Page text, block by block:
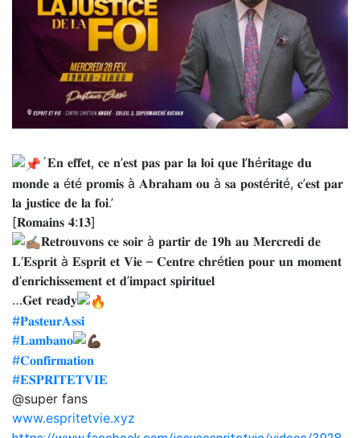
´𝐄𝐧 𝐞𝐟𝐟𝐞𝐭, 𝐜𝐞 𝐧’𝐞𝐬𝐭 𝐩𝐚𝐬 𝐩𝐚𝐫 𝐥𝐚 𝐥𝐨𝐢 𝐪𝐮𝐞 𝐥’𝐡é𝐫𝐢𝐭𝐚𝐠𝐞 𝐝𝐮
𝐦𝐨𝐧𝐝𝐞 𝐚 é𝐭é 𝐩𝐫𝐨𝐦𝐢𝐬 à 𝐀𝐛𝐫𝐚𝐡𝐚𝐦 𝐨𝐮 à 𝐬𝐚 𝐩𝐨𝐬𝐭é𝐫𝐢𝐭é, 𝐜’𝐞𝐬𝐭 𝐩𝐚𝐫
𝐥𝐚 𝐣𝐮𝐬𝐭𝐢𝐜𝐞 𝐝𝐞 𝐥𝐚 𝐟𝐨𝐢.’
[𝐑𝐨𝐦𝐚𝐢𝐧𝐬 𝟒:𝟏𝟑]
𝐑𝐞𝐭𝐫𝐨𝐮𝐯𝐨𝐧𝐬 𝐜𝐞 𝐬𝐨𝐢𝐫 à 𝐩𝐚𝐫𝐭𝐢𝐫 𝐝𝐞 𝟏𝟗𝐡 𝐚𝐮 𝐌𝐞𝐫𝐜𝐫𝐞𝐝𝐢 𝐝𝐞
𝐋’𝐄𝐬𝐩𝐫𝐢𝐭 à 𝐄𝐬𝐩𝐫𝐢𝐭 𝐞𝐭 𝐕𝐢𝐞 – 𝐂𝐞𝐧𝐭𝐫𝐞 𝐜𝐡𝐫é𝐭𝐢𝐞𝐧 𝐩𝐨𝐮𝐫 𝐮𝐧 𝐦𝐨𝐦𝐞𝐧𝐭
𝐝’𝐞𝐧𝐫𝐢𝐜𝐡𝐢𝐬𝐬𝐞𝐦𝐞𝐧𝐭 𝐞𝐭 𝐝’𝐢𝐦𝐩𝐚𝐜𝐭 𝐬𝐩𝐢𝐫𝐢𝐭𝐮𝐞𝐥
…𝐆𝐞𝐭 𝐫𝐞𝐚𝐝𝐲
#𝐏𝐚𝐬𝐭𝐞𝐮𝐫𝐀𝐬𝐬𝐢
#𝐋𝐚𝐦𝐛𝐚𝐧𝐨
#𝐂𝐨𝐧𝐟𝐢𝐫𝐦𝐚𝐭𝐢𝐨𝐧
#𝐄𝐒𝐏𝐑𝐈𝐓𝐄𝐓𝐕𝐈𝐄
@super fans
www.espritetvie.xyz